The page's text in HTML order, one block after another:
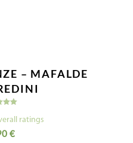
– MAFALDE
5
ratings
€